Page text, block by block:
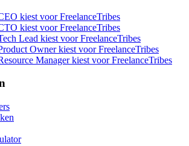
kiest voor FreelanceTribes
kiest voor FreelanceTribes
Lead kiest voor FreelanceTribes
Owner kiest voor FreelanceTribes
Manager kiest voor FreelanceTribes